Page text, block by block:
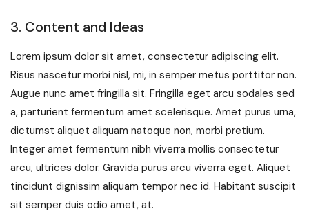
3. Content and Ideas
Lorem ipsum dolor sit amet, consectetur adipiscing elit.
Risus nascetur morbi nisl, mi, in semper metus porttitor non.
Augue nunc amet fringilla sit. Fringilla eget arcu sodales sed
a, parturient fermentum amet scelerisque. Amet purus urna,
dictumst aliquet aliquam natoque non, morbi pretium.
Integer amet fermentum nibh viverra mollis consectetur
arcu, ultrices dolor. Gravida purus arcu viverra eget. Aliquet
tincidunt dignissim aliquam tempor nec id. Habitant suscipit
sit semper duis odio amet, at.